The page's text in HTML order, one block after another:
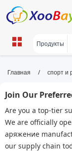
Скалолазное
карабины,
Скалолазное
Главная / спорт и
Join Our
Are you a top-tier
We are officially
аряжение
our supply chain